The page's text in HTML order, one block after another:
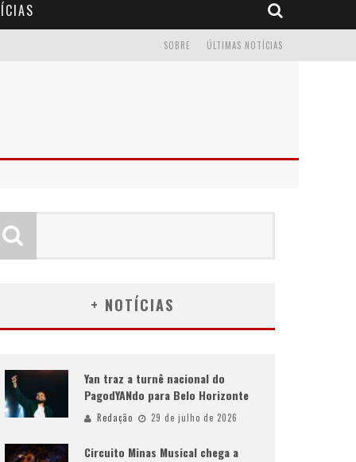
ÚLTIMAS NOTÍCIAS
SOBRE
+ NOTÍCIAS
Yan traz a turnê nacional do
PagodYANdo para Belo Horizonte
Redação 29 de julho de 2026
Circuito Minas Musical chega a